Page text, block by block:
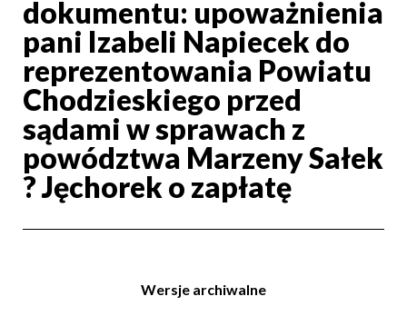
dokumentu: upoważnienia
pani Izabeli Napiecek do
reprezentowania Powiatu
Chodzieskiego przed
sądami w sprawach z
powództwa Marzeny Sałek
? Jęchorek o zapłatę
Wersje archiwalne